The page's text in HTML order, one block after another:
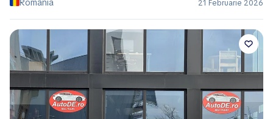
România
21 Februarie 2026